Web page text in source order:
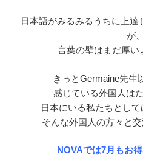
日本語がみるみるうちに上
が、
言葉の壁はまだ厚い
きっとGermaine先生
感じている外国人は
日本にいる私たちとし
そんな外国人の方々と
NOVAでは7月もお